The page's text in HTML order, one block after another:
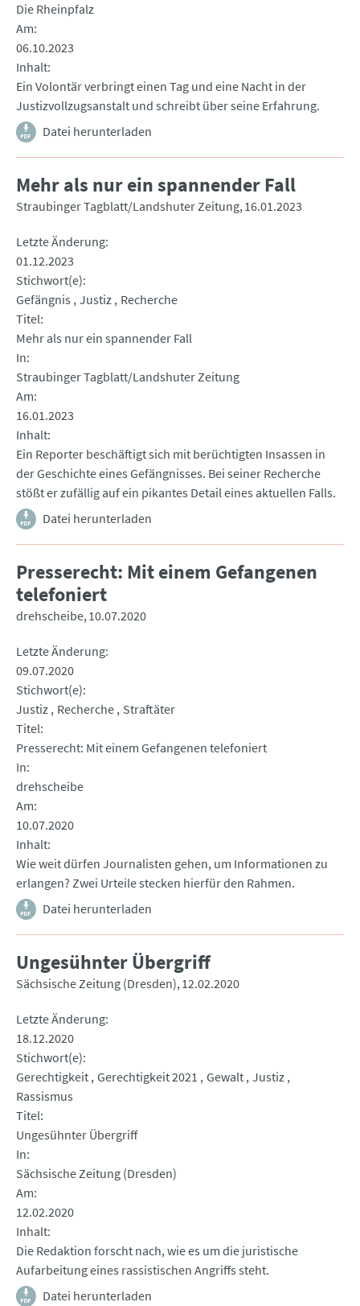
Die Rheinpfalz
Am
06.10.2023
Inhalt
Ein Volontär verbringt einen Tag und eine Nacht in der
Justizvollzugsanstalt und schreibt über seine Erfahrung.
Datei herunterladen
Mehr als nur ein spannender Fall
Straubinger Tagblatt/Landshuter Zeitung 16.01.2023
Letzte Änderung
01.12.2023
Stichwort(e)
Gefängnis Justiz Recherche
Titel
Mehr als nur ein spannender Fall
In
Straubinger Tagblatt/Landshuter Zeitung
Am
16.01.2023
Inhalt
Ein Reporter beschäftigt sich mit berüchtigten Insassen in
der Geschichte eines Gefängnisses. Bei seiner Recherche
stößt er zufällig auf ein pikantes Detail eines aktuellen Falls.
Datei herunterladen
Presserecht: Mit einem Gefangenen
telefoniert
drehscheibe 10.07.2020
Letzte Änderung
09.07.2020
Stichwort(e)
Justiz Recherche Straftäter
Titel
Presserecht: Mit einem Gefangenen telefoniert
In
drehscheibe
Am
10.07.2020
Inhalt
Wie weit dürfen Journalisten gehen, um Informationen zu
erlangen? Zwei Urteile stecken hierfür den Rahmen.
Datei herunterladen
Ungesühnter Übergriff
Sächsische Zeitung (Dresden) 12.02.2020
Letzte Änderung
18.12.2020
Stichwort(e)
Gerechtigkeit Gerechtigkeit 2021 Gewalt Justiz
Rassismus
Titel
Ungesühnter Übergriff
In
Sächsische Zeitung (Dresden)
Am
12.02.2020
Inhalt
Die Redaktion forscht nach, wie es um die juristische
Aufarbeitung eines rassistischen Angriffs steht.
Datei herunterladen